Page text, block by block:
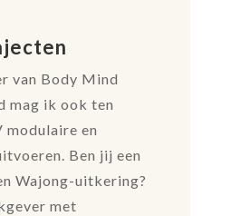
van Body Mind
mag ik ook ten
modulaire en
Ben jij een
Wajong-uitkering?
met